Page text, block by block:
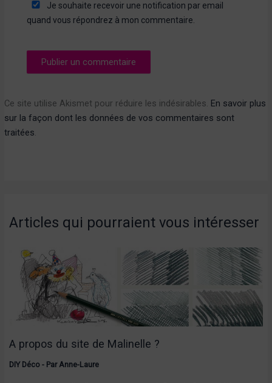
Je souhaite recevoir une notification par email
quand vous répondrez à mon commentaire.
Ce site utilise Akismet pour réduire les indésirables. En savoir plus
sur la façon dont les données de vos commentaires sont
traitées
Articles qui pourraient vous intéresser
A propos du site de Malinelle ?
DIY Déco- Par Anne-Laure